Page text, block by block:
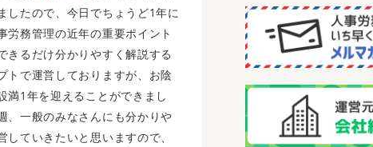
したので、今日でちょうど1年に
労務管理の近年の重要ポイント
きるだけ分かりやすく解説する
トで運営しておりますが、お陰
満1年を迎えることができまし
、一般のみなさんにも分かりや
していきたいと思いますので、